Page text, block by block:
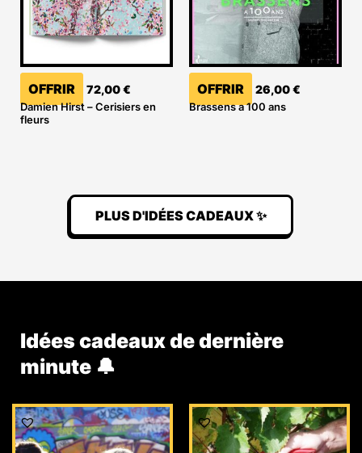
OFFRIR 72,00€
Damien Hirst – Cerisiers en
fleurs
OFFRIR 26,00€
Brassens a 100 ans
PLUS D'IDÉES CADEAUX ✨
Idées cadeaux de dernière
minute 🔔